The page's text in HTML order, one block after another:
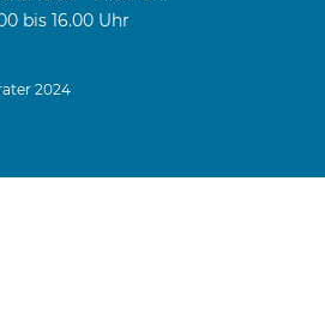
bis 16.00 Uhr
2024